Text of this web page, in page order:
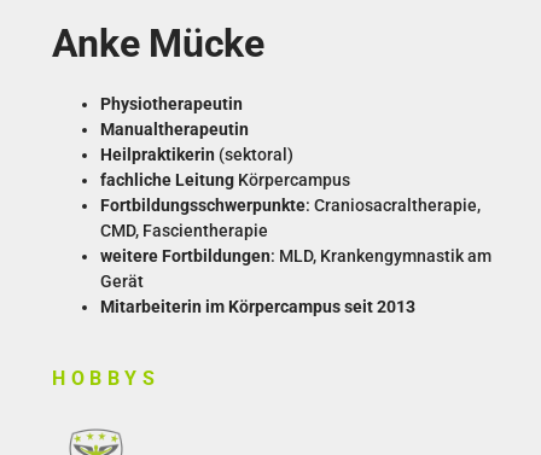
Anke Mücke
Physiotherapeutin
Manualtherapeutin
Heilpraktikerin (sektoral)
fachliche Leitung Körpercampus
Fortbildungsschwerpunkte: Craniosacraltherapie,
CMD, Fascientherapie
weitere Fortbildungen: MLD, Krankengymnastik am
Gerät
Mitarbeiterin im Körpercampus seit 2013
HOBBYS